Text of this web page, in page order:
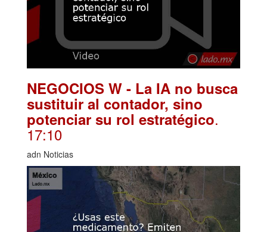
NEGOCIOS W - La IA no busca
sustituir al contador, sino
potenciar su rol estratégico.
17:10
adn Noticias